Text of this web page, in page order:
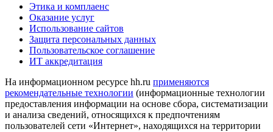
Этика и комплаенс
Оказание услуг
Использование сайтов
Защита персональных данных
Пользовательское соглашение
ИТ аккредитация
На информационном ресурсе hh.ru применяются
рекомендательные технологии (информационные технологии
предоставления информации на основе сбора, систематизации
и анализа сведений, относящихся к предпочтениям
пользователей сети «Интернет», находящихся на территории